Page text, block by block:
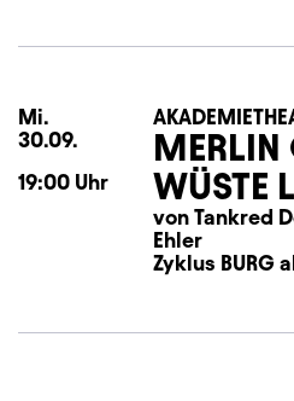
Mi.
30.09.
19:00 Uhr
MERLIN
WÜSTE
von Tankred
Ehler
Zyklus BURG